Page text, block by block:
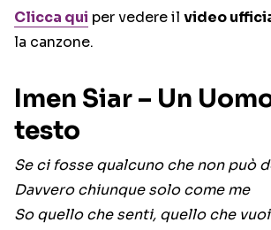
Clicca qui per vedere il video
la canzone.
Imen Siar – Un
testo
Se ci fosse qualcuno che non può
Davvero chiunque solo come me
So quello che senti, quello che vuoi